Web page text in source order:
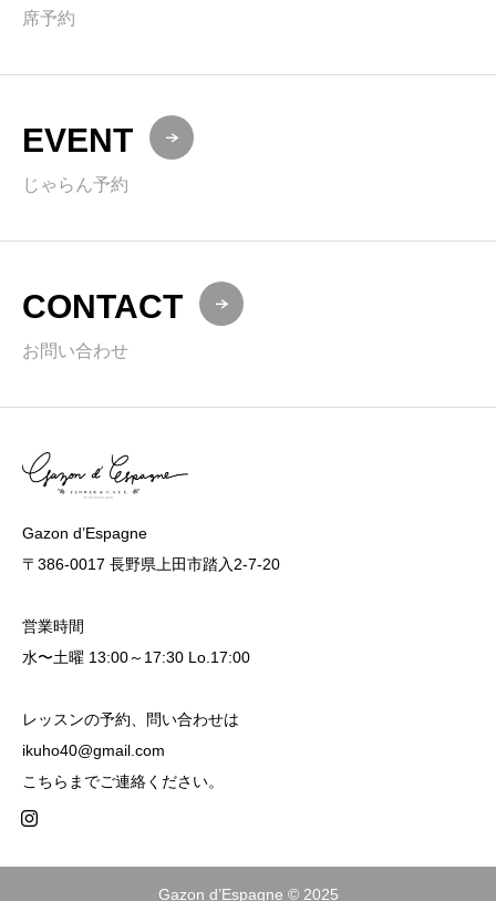
席予約
EVENT
じゃらん予約
CONTACT
お問い合わせ
Gazon d’Espagne
〒386-0017 長野県上田市踏入2-7-20
営業時間
水〜土曜 13:00～17:30 Lo.17:00
レッスンの予約、問い合わせは
ikuho40@gmail.com
こちらまでご連絡ください。
Gazon d’Espagne © 2025